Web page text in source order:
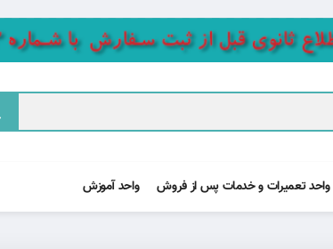
واحد تعمیرات و خدمات پس از فروش واحد آموزش